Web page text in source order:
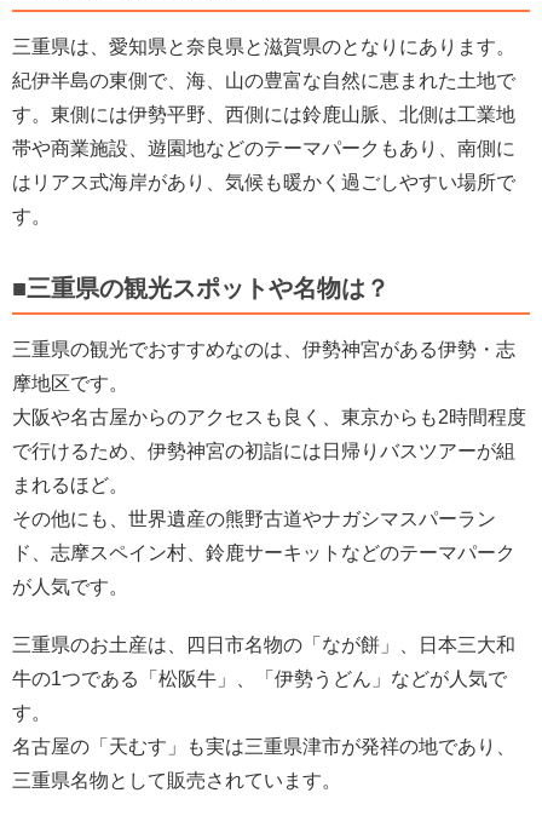
三重県は、愛知県と奈良県と滋賀県のとなりにあります。
紀伊半島の東側で、海、山の豊富な自然に恵まれた土地で
す。東側には伊勢平野、西側には鈴鹿山脈、北側は工業地
帯や商業施設、遊園地などのテーマパークもあり、南側に
はリアス式海岸があり、気候も暖かく過ごしやすい場所で
す。
■三重県の観光スポットや名物は？
三重県の観光でおすすめなのは、伊勢神宮がある伊勢・志
摩地区です。
大阪や名古屋からのアクセスも良く、東京からも2時間程度
で行けるため、伊勢神宮の初詣には日帰りバスツアーが組
まれるほど。
その他にも、世界遺産の熊野古道やナガシマスパーラン
ド、志摩スペイン村、鈴鹿サーキットなどのテーマパーク
が人気です。
三重県のお土産は、四日市名物の「なが餅」、日本三大和
牛の1つである「松阪牛」、「伊勢うどん」などが人気で
す。
名古屋の「天むす」も実は三重県津市が発祥の地であり、
三重県名物として販売されています。